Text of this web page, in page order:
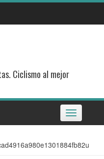
Ciclismo al mejor
Toggle
navigation